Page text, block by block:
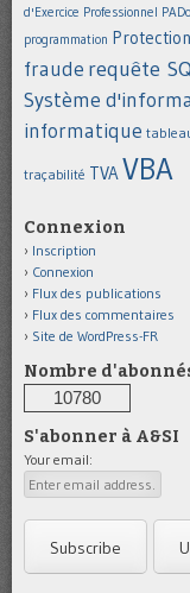
d'Exercice Professionnel
programmation
fraude requête
Système
informatique
traçabilité TVAVBA
Connexion
Inscription
Connexion
Flux des publications
Flux des commentaires
Site de WordPress-FR
Nombre
10780
S'abonner à A&SI
Your email: